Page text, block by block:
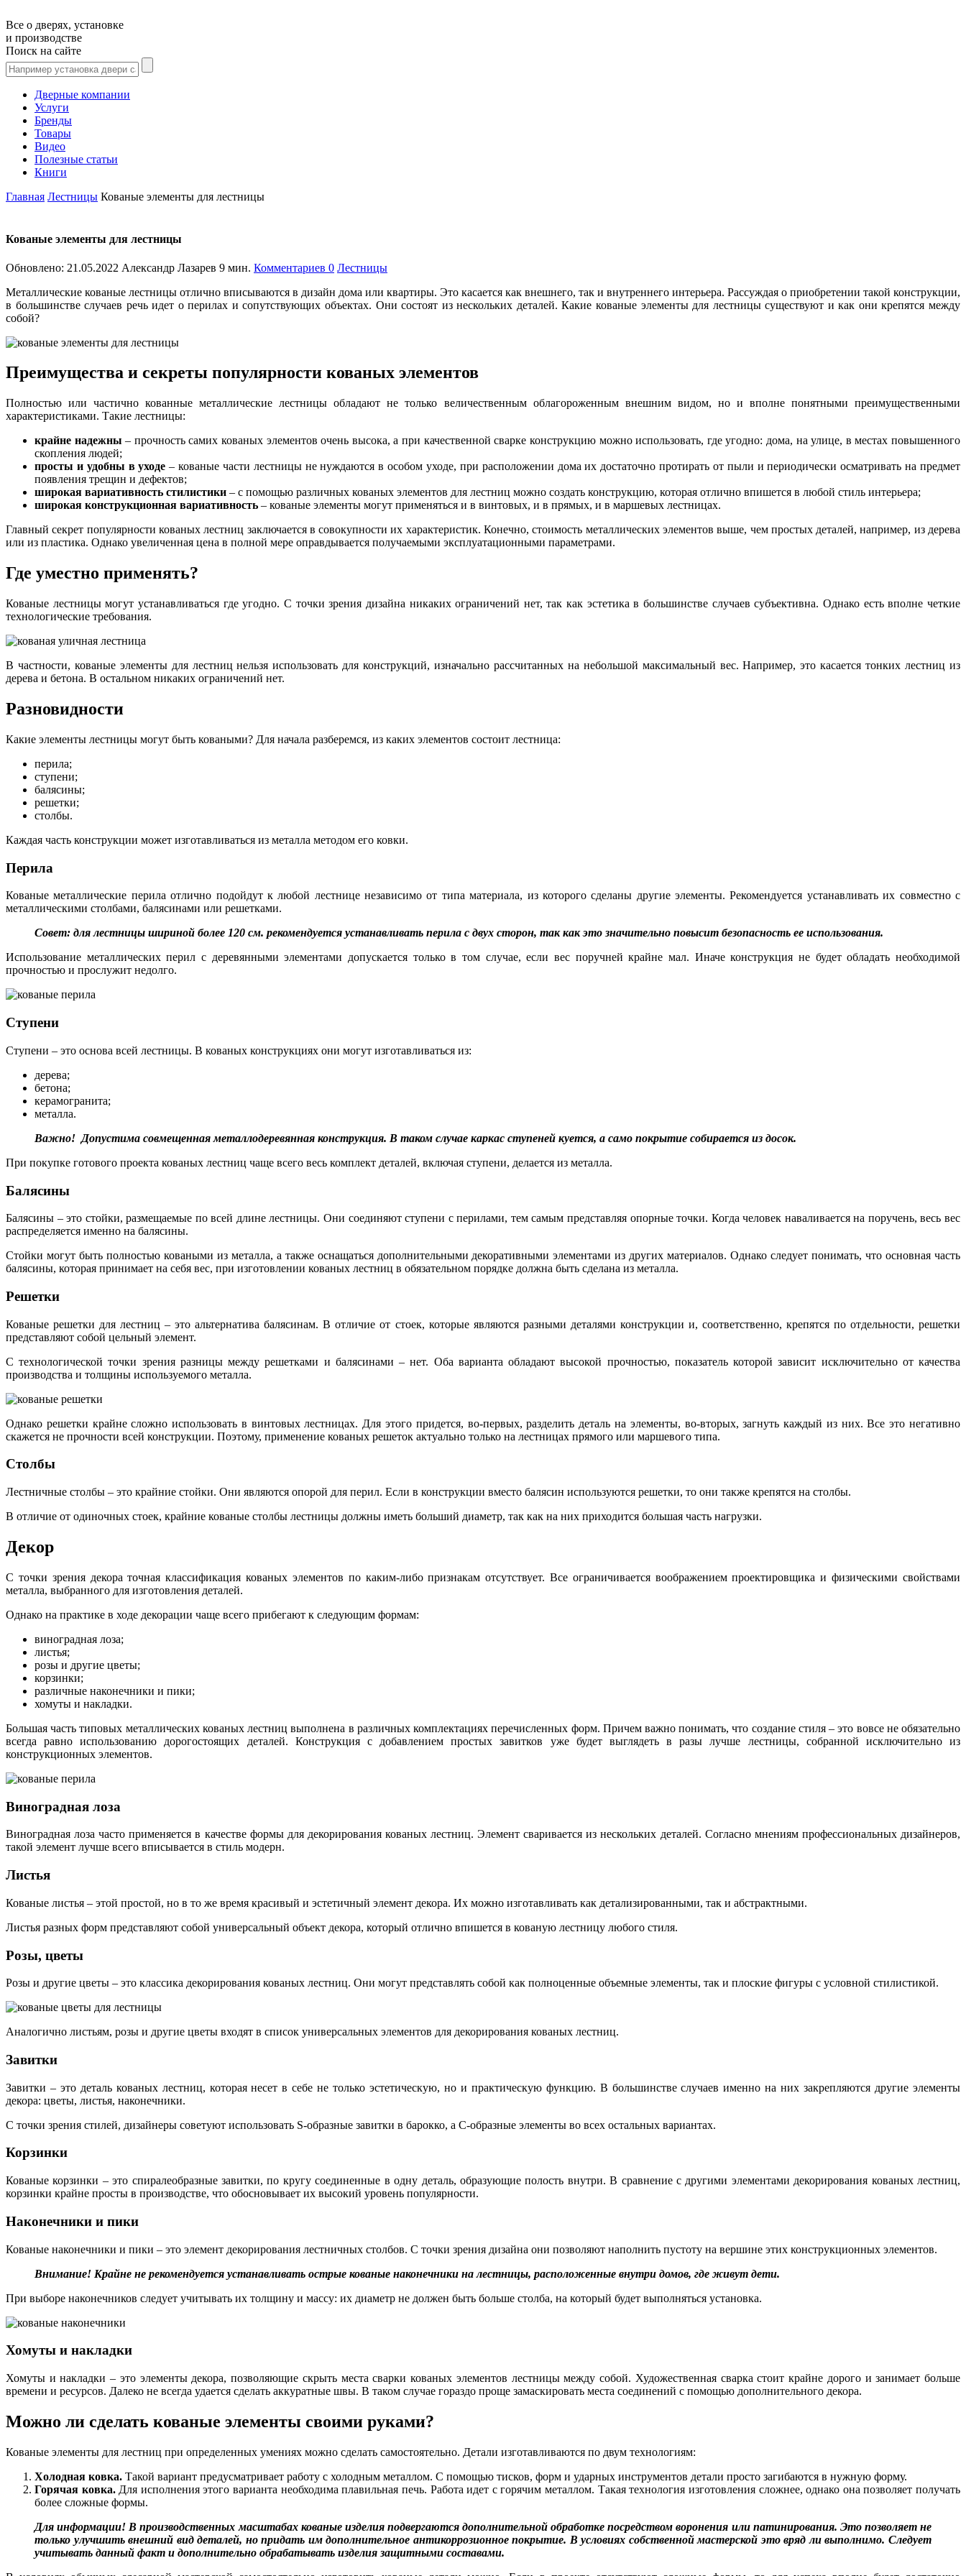
Все о дверях, установке
и производстве
Поиск на сайте
Дверные компании
Услуги
Бренды
Товары
Видео
Полезные статьи
Книги
Главная Лестницы Кованые элементы для лестницы
Кованые элементы для лестницы
Обновлено: 21.05.2022 Александр Лазарев 9 мин. Комментариев 0 Лестницы
Металлические кованые лестницы отлично вписываются в дизайн дома или квартиры. Это касается как внешнего, так и внутреннего интерьера. Рассуждая о приобретении такой конструкции,
в большинстве случаев речь идет о перилах и сопутствующих объектах. Они состоят из нескольких деталей. Какие кованые элементы для лестницы существуют и как они крепятся между
собой?
Преимущества и секреты популярности кованых элементов
Полностью или частично кованные металлические лестницы обладают не только величественным облагороженным внешним видом, но и вполне понятными преимущественными
характеристиками. Такие лестницы:
крайне надежны – прочность самих кованых элементов очень высока, а при качественной сварке конструкцию можно использовать, где угодно: дома, на улице, в местах повышенного
скопления людей;
просты и удобны в уходе – кованые части лестницы не нуждаются в особом уходе, при расположении дома их достаточно протирать от пыли и периодически осматривать на предмет
появления трещин и дефектов;
широкая вариативность стилистики – с помощью различных кованых элементов для лестниц можно создать конструкцию, которая отлично впишется в любой стиль интерьера;
широкая конструкционная вариативность – кованые элементы могут применяться и в винтовых, и в прямых, и в маршевых лестницах.
Главный секрет популярности кованых лестниц заключается в совокупности их характеристик. Конечно, стоимость металлических элементов выше, чем простых деталей, например, из дерева
или из пластика. Однако увеличенная цена в полной мере оправдывается получаемыми эксплуатационными параметрами.
Где уместно применять?
Кованые лестницы могут устанавливаться где угодно. С точки зрения дизайна никаких ограничений нет, так как эстетика в большинстве случаев субъективна. Однако есть вполне четкие
технологические требования.
В частности, кованые элементы для лестниц нельзя использовать для конструкций, изначально рассчитанных на небольшой максимальный вес. Например, это касается тонких лестниц из
дерева и бетона. В остальном никаких ограничений нет.
Разновидности
Какие элементы лестницы могут быть коваными? Для начала разберемся, из каких элементов состоит лестница:
перила;
ступени;
балясины;
решетки;
столбы.
Каждая часть конструкции может изготавливаться из металла методом его ковки.
Перила
Кованые металлические перила отлично подойдут к любой лестнице независимо от типа материала, из которого сделаны другие элементы. Рекомендуется устанавливать их совместно с
металлическими столбами, балясинами или решетками.
Совет: для лестницы шириной более 120 см. рекомендуется устанавливать перила с двух сторон, так как это значительно повысит безопасность ее использования.
Использование металлических перил с деревянными элементами допускается только в том случае, если вес поручней крайне мал. Иначе конструкция не будет обладать необходимой
прочностью и прослужит недолго.
Ступени
Ступени – это основа всей лестницы. В кованых конструкциях они могут изготавливаться из:
дерева;
бетона;
керамогранита;
металла.
Важно! Допустима совмещенная металлодеревянная конструкция. В таком случае каркас ступеней куется, а само покрытие собирается из досок.
При покупке готового проекта кованых лестниц чаще всего весь комплект деталей, включая ступени, делается из металла.
Балясины
Балясины – это стойки, размещаемые по всей длине лестницы. Они соединяют ступени с перилами, тем самым представляя опорные точки. Когда человек наваливается на поручень, весь вес
распределяется именно на балясины.
Стойки могут быть полностью коваными из металла, а также оснащаться дополнительными декоративными элементами из других материалов. Однако следует понимать, что основная часть
балясины, которая принимает на себя вес, при изготовлении кованых лестниц в обязательном порядке должна быть сделана из металла.
Решетки
Кованые решетки для лестниц – это альтернатива балясинам. В отличие от стоек, которые являются разными деталями конструкции и, соответственно, крепятся по отдельности, решетки
представляют собой цельный элемент.
С технологической точки зрения разницы между решетками и балясинами – нет. Оба варианта обладают высокой прочностью, показатель которой зависит исключительно от качества
производства и толщины используемого металла.
Однако решетки крайне сложно использовать в винтовых лестницах. Для этого придется, во-первых, разделить деталь на элементы, во-вторых, загнуть каждый из них. Все это негативно
скажется не прочности всей конструкции. Поэтому, применение кованых решеток актуально только на лестницах прямого или маршевого типа.
Столбы
Лестничные столбы – это крайние стойки. Они являются опорой для перил. Если в конструкции вместо балясин используются решетки, то они также крепятся на столбы.
В отличие от одиночных стоек, крайние кованые столбы лестницы должны иметь больший диаметр, так как на них приходится большая часть нагрузки.
Декор
С точки зрения декора точная классификация кованых элементов по каким-либо признакам отсутствует. Все ограничивается воображением проектировщика и физическими свойствами
металла, выбранного для изготовления деталей.
Однако на практике в ходе декорации чаще всего прибегают к следующим формам:
виноградная лоза;
листья;
розы и другие цветы;
корзинки;
различные наконечники и пики;
хомуты и накладки.
Большая часть типовых металлических кованых лестниц выполнена в различных комплектациях перечисленных форм. Причем важно понимать, что создание стиля – это вовсе не обязательно
всегда равно использованию дорогостоящих деталей. Конструкция с добавлением простых завитков уже будет выглядеть в разы лучше лестницы, собранной исключительно из
конструкционных элементов.
Виноградная лоза
Виноградная лоза часто применяется в качестве формы для декорирования кованых лестниц. Элемент сваривается из нескольких деталей. Согласно мнениям профессиональных дизайнеров,
такой элемент лучше всего вписывается в стиль модерн.
Листья
Кованые листья – этой простой, но в то же время красивый и эстетичный элемент декора. Их можно изготавливать как детализированными, так и абстрактными.
Листья разных форм представляют собой универсальный объект декора, который отлично впишется в кованую лестницу любого стиля.
Розы, цветы
Розы и другие цветы – это классика декорирования кованых лестниц. Они могут представлять собой как полноценные объемные элементы, так и плоские фигуры с условной стилистикой.
Аналогично листьям, розы и другие цветы входят в список универсальных элементов для декорирования кованых лестниц.
Завитки
Завитки – это деталь кованых лестниц, которая несет в себе не только эстетическую, но и практическую функцию. В большинстве случаев именно на них закрепляются другие элементы
декора: цветы, листья, наконечники.
С точки зрения стилей, дизайнеры советуют использовать S-образные завитки в барокко, а С-образные элементы во всех остальных вариантах.
Корзинки
Кованые корзинки – это спиралеобразные завитки, по кругу соединенные в одну деталь, образующие полость внутри. В сравнение с другими элементами декорирования кованых лестниц,
корзинки крайне просты в производстве, что обосновывает их высокий уровень популярности.
Наконечники и пики
Кованые наконечники и пики – это элемент декорирования лестничных столбов. С точки зрения дизайна они позволяют наполнить пустоту на вершине этих конструкционных элементов.
Внимание! Крайне не рекомендуется устанавливать острые кованые наконечники на лестницы, расположенные внутри домов, где живут дети.
При выборе наконечников следует учитывать их толщину и массу: их диаметр не должен быть больше столба, на который будет выполняться установка.
Хомуты и накладки
Хомуты и накладки – это элементы декора, позволяющие скрыть места сварки кованых элементов лестницы между собой. Художественная сварка стоит крайне дорого и занимает больше
времени и ресурсов. Далеко не всегда удается сделать аккуратные швы. В таком случае гораздо проще замаскировать места соединений с помощью дополнительного декора.
Можно ли сделать кованые элементы своими руками?
Кованые элементы для лестниц при определенных умениях можно сделать самостоятельно. Детали изготавливаются по двум технологиям:
Холодная ковка. Такой вариант предусматривает работу с холодным металлом. С помощью тисков, форм и ударных инструментов детали просто загибаются в нужную форму.
Горячая ковка.Для исполнения этого варианта необходима плавильная печь. Работа идет с горячим металлом. Такая технология изготовления сложнее, однако она позволяет получать
более сложные формы.
Для информации! В производственных масштабах кованые изделия подвергаются дополнительной обработке посредством воронения или патинирования. Это позволяет не
только улучшить внешний вид деталей, но придать им дополнительное антикоррозионное покрытие. В условиях собственной мастерской это вряд ли выполнимо. Следует
учитывать данный факт и дополнительно обрабатывать изделия защитными составами.